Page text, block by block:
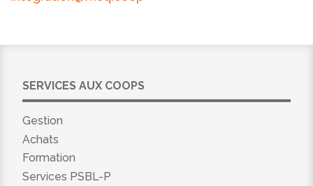
SERVICES AUX COOPS
Gestion
Achats
Formation
Services PSBL-P